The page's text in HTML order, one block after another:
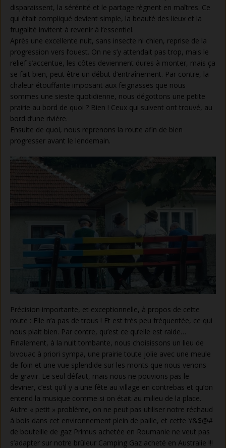
disparaissent, la sérénité et le partage règnent en maîtres. Ce
qui était compliqué devient simple, la beauté des lieux et la
frugalité invitent à revenir à l’essentiel.
Après une excellente nuit, sans insecte ni chien, reprise de la
progression vers l’ouest. On ne s’y attendait pas trop, mais le
relief s’accentue, les côtes deviennent dures à monter, mais ça
se fait bien, peut être un début d’entraînement. Par contre, la
chaleur étouffante imposant aux feignasses que nous
sommes une sieste quotidienne, nous dégottons une petite
prairie au bord de quoi ? Bien ! Ceux qui suivent ont trouvé, au
bord d’une rivière.
Ensuite de quoi, nous reprenons la route afin de bien
progresser avant le lendemain.
Précision importante, et exceptionnelle, à propos de cette
route : Elle n’a pas de trous ! Et est très peu fréquentée, ce qui
nous plait bien. Par contre, qu’est ce qu’elle est raide…
Finalement, à la nuit tombante, nous choisissons un lieu de
bivouac à priori sympa, une prairie toute jolie avec une meule
de foin et une vue splendide sur les monts que nous venons
de gravir. Le seul défaut, mais nous ne pouvions pas le
deviner, c’est qu’il y a une fête au village en contrebas et qu’on
entend la musique comme si on était au milieu de la place.
Autre « petit » problème, on ne peut pas utiliser notre réchaud
à bois dans cet environnement plein de paille, et cette ¥&$@#
de bouteille de gaz Primus achetée en Roumanie ne veut pas
s’adapter sur notre brûleur Camping Gaz acheté en Australie !!!